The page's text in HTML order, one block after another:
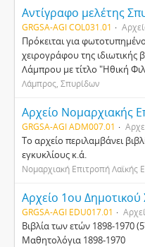
Αντίγραφο μελέτης
GRGSA-AGI COL031.01
Πρόκειται για
χειρογράφου της ιδιωτικής
Λάμπρου με τίτλο "Ηθική
Λάμπρος, Σπυρίδων
GRGSA-AGI ADM007.01
Το αρχείο περιλαμβάνει
εγκυκλίους κ.ά.
Νομαρχιακή Επιτροπή Λαϊκής
Αρχείο 1ου Δημοτικού
GRGSA-AGI EDU017.01
Βιβλία των ετών 1898-1970
Μαθητολόγια 1898-1970